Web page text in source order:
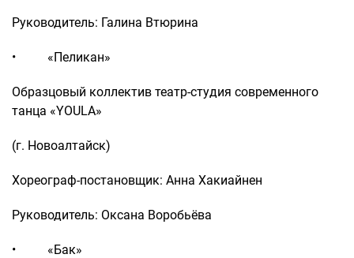
Руководитель: Галина Втюрина
• «Пеликан»
Образцовый коллектив театр-студия современного
танца «YOULA»
(г. Новоалтайск)
Хореограф-постановщик: Анна Хакиайнен
Руководитель: Оксана Воробьёва
• «Бак»